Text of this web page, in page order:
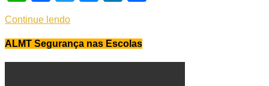
Continue lendo
ALMT Segurança nas Escolas